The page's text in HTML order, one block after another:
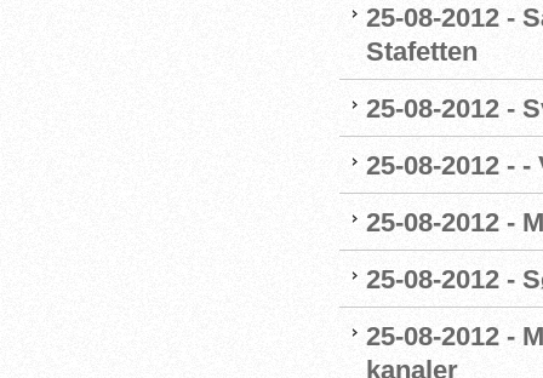
25-08-2012 -
Stafetten
25-08-2012 -
25-08-2012 -
25-08-2012 -
25-08-2012 -
25-08-2012 -
kanaler